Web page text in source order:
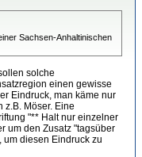
Sachsen-Anhaltinischen
solche
einen gewisse
Eindruck, man käme nur
z.B. Möser. Eine
"** Halt nur einzelner
um den Zusatz "tagsüber
um diesen Eindruck zu